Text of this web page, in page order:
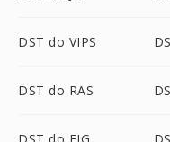
DST do VIPS
DST do RAS